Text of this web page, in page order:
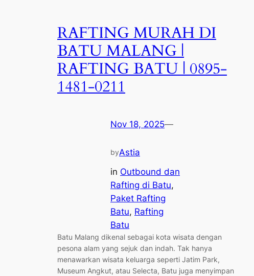
RAFTING MURAH DI
BATU MALANG |
RAFTING BATU | 0895-
1481-0211
Nov 18, 2025—
byAstia
in Outbound dan
Rafting di Batu
Paket Rafting
Batu, Rafting
Batu
Batu Malang dikenal sebagai kota wisata dengan
pesona alam yang sejuk dan indah. Tak hanya
menawarkan wisata keluarga seperti Jatim Park,
Museum Angkut, atau Selecta, Batu juga menyimpan